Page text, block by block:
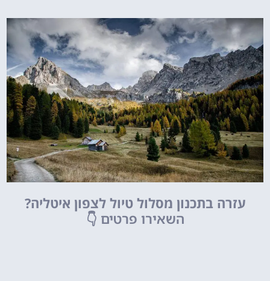
עזרה בתכנון מסלול טיול לצפון איטליה?
השאירו פרטים 👇